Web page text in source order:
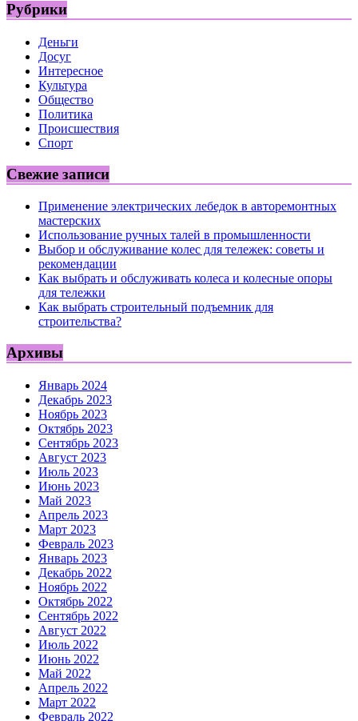
Рубрики
Деньги
Досуг
Интересное
Культура
Общество
Политика
Происшествия
Спорт
Свежие записи
Применение электрических лебедок в авторемонтных
мастерских
Использование ручных талей в промышленности
Выбор и обслуживание колес для тележек: советы и
рекомендации
Как выбрать и обслуживать колеса и колесные опоры
для тележки
Как выбрать строительный подъемник для
строительства?
Архивы
Январь 2024
Декабрь 2023
Ноябрь 2023
Октябрь 2023
Сентябрь 2023
Август 2023
Июль 2023
Июнь 2023
Май 2023
Апрель 2023
Март 2023
Февраль 2023
Январь 2023
Декабрь 2022
Ноябрь 2022
Октябрь 2022
Сентябрь 2022
Август 2022
Июль 2022
Июнь 2022
Май 2022
Апрель 2022
Март 2022
Февраль 2022